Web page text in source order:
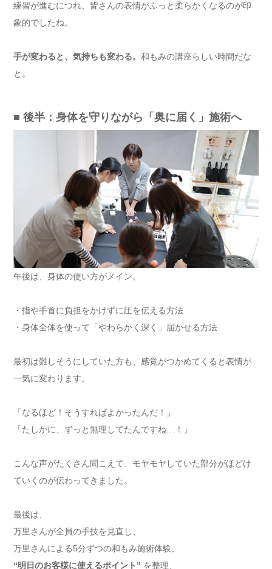
練習が進むにつれ、皆さんの表情がふっと柔らかくなるのが印
象的でしたね。
手が変わると、気持ちも変わる。 和もみの講座らしい時間だな
と。
■ 後半：身体を守りながら「奥に届く」施術へ
午後は、身体の使い方がメイン。
・指や手首に負担をかけずに圧を伝える方法
・身体全体を使って「やわらかく深く」届かせる方法
最初は難しそうにしていた方も、感覚がつかめてくると表情が
一気に変わります。
「なるほど！そうすればよかったんだ！」
「たしかに、ずっと無理してたんですね…！」
こんな声がたくさん聞こえて、モヤモヤしていた部分がほどけ
ていくのが伝わってきました。
最後は、
万里さんが全員の手技を見直し、
万里さんによる5分ずつの和もみ施術体験、
“明日のお客様に使えるポイント” を整理、